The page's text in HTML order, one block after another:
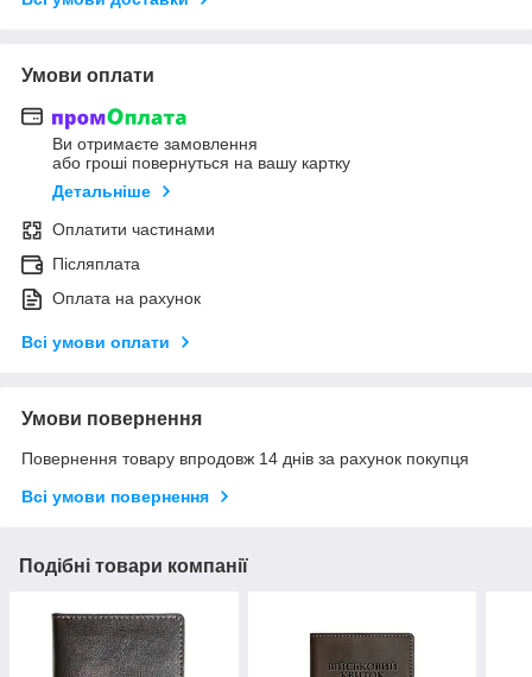
Умови оплати
Ви отримаєте замовлення
або гроші повернуться на вашу картку
Детальніше
Оплатити частинами
Післяплата
Оплата на рахунок
Всі умови оплати
Умови повернення
Повернення товару впродовж 14 днів за рахунок покупця
Всі умови повернення
Подібні товари компанії